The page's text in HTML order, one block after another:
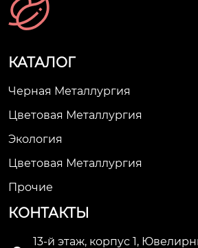
КАТАЛОГ
Черная Металлургия
Цветовая Металлургия
Экология
Цветовая Металлургия
Прочие
КОНТАКТЫ
13-й этаж, корпус 1,